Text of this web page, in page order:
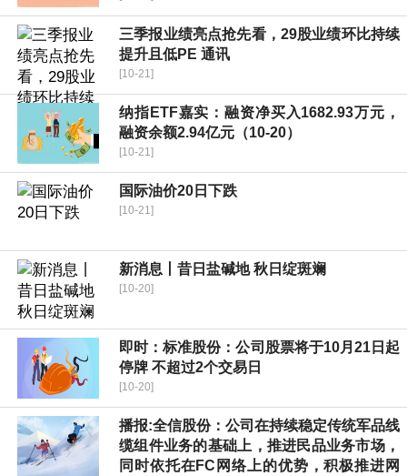
三季报业绩亮点抢先看，29股业绩环比持续
提升且低PE 通讯
[10-21]
纳指ETF嘉实：融资净买入1682.93万元，
融资余额2.94亿元（10-20）
[10-21]
国际油价20日下跌
[10-21]
新消息丨昔日盐碱地 秋日绽斑斓
[10-20]
即时：标准股份：公司股票将于10月21日起
停牌 不超过2个交易日
[10-20]
播报:全信股份：公司在持续稳定传统军品线
缆组件业务的基础上，推进民品业务市场，
同时依托在FC网络上的优势，积极推进网